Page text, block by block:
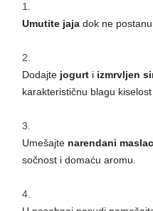
Umutite jaja dok ne
Dodajte jogurt i izmrvljen
karakterističnu blagu
Umešajte narendani maslac
sočnost i domaću aromu.